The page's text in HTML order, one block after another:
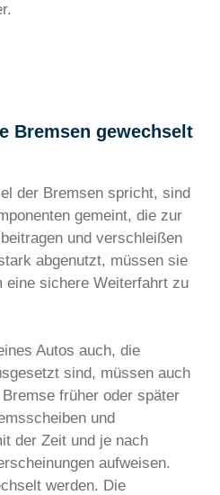
Bremsen gewechselt
der Bremsen spricht, sind
gemeint, die zur
und verschleißen
abgenutzt, müssen sie
eine sichere Weiterfahrt zu
Autos auch, die
sind, müssen auch
früher oder später
und
der Zeit und je nach
aufweisen.
werden. Die